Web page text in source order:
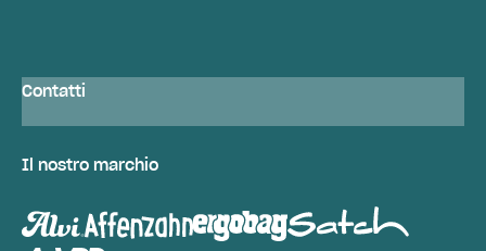
Contatti
Il nostro marchio